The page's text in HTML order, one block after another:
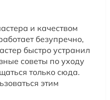
и качеством
безупречно,
быстро устранил
советы по уходу
только сюда.
этим